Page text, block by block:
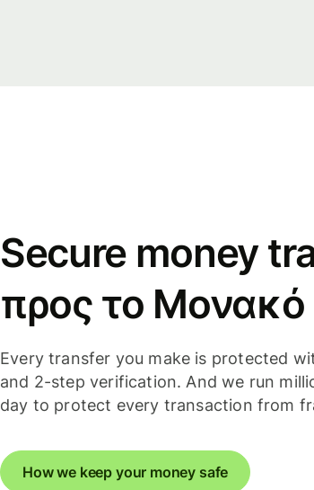
Secure money
προς το Μονακό
Every transfer you make is protected
and 2-step verification. And we run
day to protect every transaction from
How we keep your money safe